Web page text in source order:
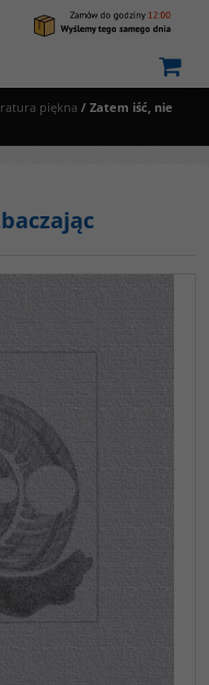
piękna / Zatem iść, nie